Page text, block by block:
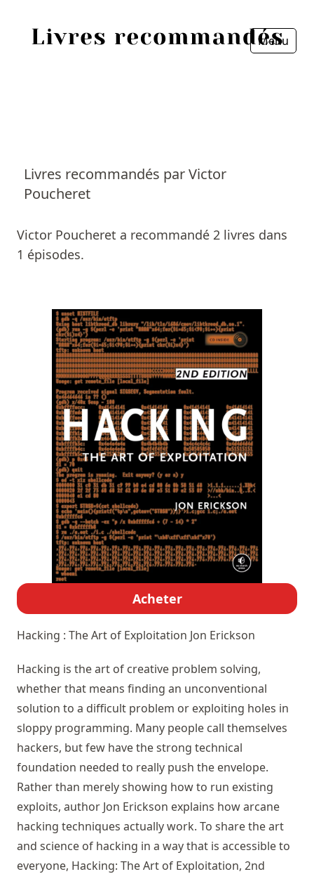
Menu
Livres recommandés par Victor
Poucheret
Victor Poucheret a recommandé 2 livres dans
1 épisodes.
Acheter
Hacking : The Art of Exploitation Jon Erickson
Hacking is the art of creative problem solving,
whether that means finding an unconventional
solution to a difficult problem or exploiting holes in
sloppy programming. Many people call themselves
hackers, but few have the strong technical
foundation needed to really push the envelope.
Rather than merely showing how to run existing
exploits, author Jon Erickson explains how arcane
hacking techniques actually work. To share the art
and science of hacking in a way that is accessible to
everyone, Hacking: The Art of Exploitation, 2nd
Personnes
Livres
Prix littéraires
Fermer